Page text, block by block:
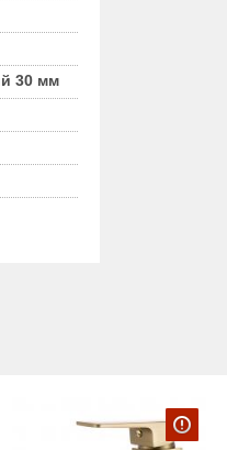
30 мм